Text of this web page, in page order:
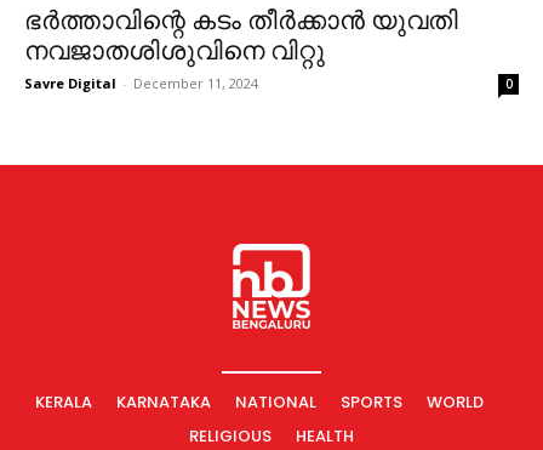
ഭർത്താവിന്റെ കടം തീർക്കാൻ യുവതി
നവജാതശിശുവിനെ വിറ്റു
Savre Digital - December 11, 2024 0
KERALA KARNATAKA NATIONAL SPORTS
WORLD
RELIGIOUS
HEALTH